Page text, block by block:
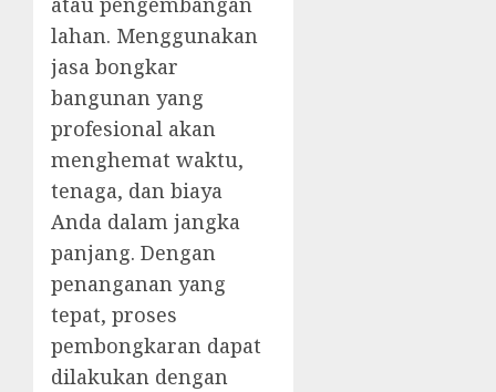
lahan. Menggunakan
jasa bongkar
bangunan yang
profesional akan
menghemat waktu,
tenaga, dan biaya
Anda dalam jangka
panjang. Dengan
penanganan yang
tepat, proses
pembongkaran dapat
dilakukan dengan